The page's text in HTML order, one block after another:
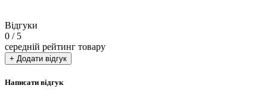
Відгуки
0 / 5
середній рейтинг товару
+ Додати відгук
Написати відгук